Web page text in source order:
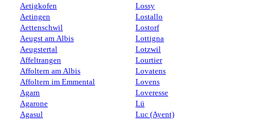
Aetigkofen
Aetingen
Aettenschwil
Aeugst am Albis
Aeugstertal
Affeltrangen
Affoltern am Albis
Affoltern im Emmental
Agarn
Agarone
Agasul
Lossy
Lostallo
Lostorf
Lottigna
Lotzwil
Lourtier
Lovatens
Lovens
Loveresse
Lü
Luc (Ayent)